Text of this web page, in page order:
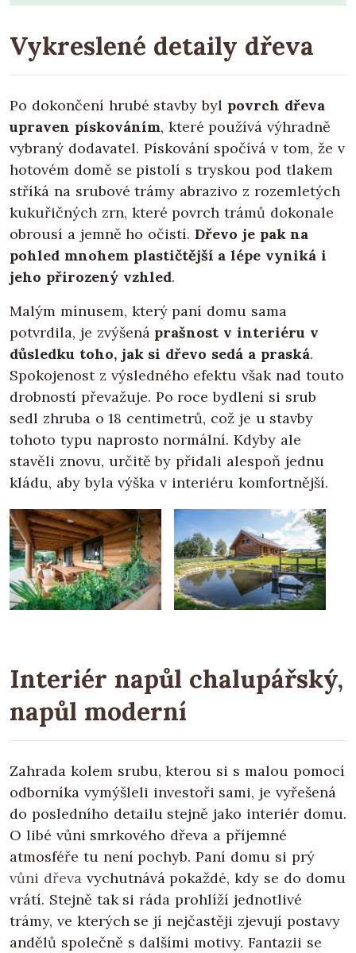
Vykreslené detaily dřeva
Po dokončení hrubé stavby byl povrch dřeva
upraven pískováním, které používá výhradně
vybraný dodavatel. Pískování spočívá v tom, že v
hotovém domě se pistolí s tryskou pod tlakem
stříká na srubové trámy abrazivo z rozemletých
kukuřičných zrn, které povrch trámů dokonale
obrousí a jemně ho očistí.Dřevo je pak na
pohled mnohem plastičtější a lépe vyniká i
jeho přirozený vzhled.
Malým mínusem, který paní domu sama
potvrdila, je zvýšená prašnost v interiéru v
důsledku toho, jak si dřevo sedá a praská.
Spokojenost z výsledného efektu však nad touto
drobností převažuje. Po roce bydlení si srub
sedl zhruba o 18 centimetrů, což je u stavby
tohoto typu naprosto normální. Kdyby ale
stavěli znovu, určitě by přidali alespoň jednu
kládu, aby byla výška v interiéru komfortnější.
Interiér napůl chalupářský,
napůl moderní
Zahrada kolem srubu, kterou si s malou pomocí
odborníka vymýšleli investoři sami, je vyřešená
do posledního detailu stejně jako interiér domu.
O libé vůni smrkového dřeva a příjemné
atmosféře tu není pochyb. Paní domu si prý
vůni dřevavychutnává pokaždé, kdy se do domu
vrátí. Stejně tak si ráda prohlíží jednotlivé
trámy, ve kterých se jí nejčastěji zjevují postavy
andělů společně s dalšími motivy. Fantazii se